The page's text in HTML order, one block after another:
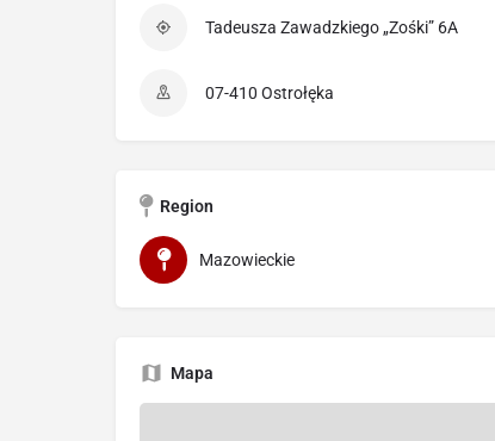
Tadeusza Zawadzkiego „Zośki” 6A
07-410 Ostrołęka
Region
Mazowieckie
Mapa